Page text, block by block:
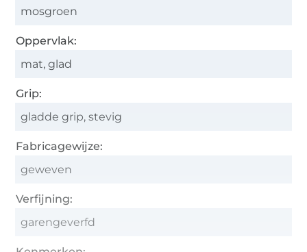
mosgroen
Oppervlak:
mat, glad
Grip:
gladde grip, stevig
Fabricagewijze:
geweven
Verfijning:
garengeverfd